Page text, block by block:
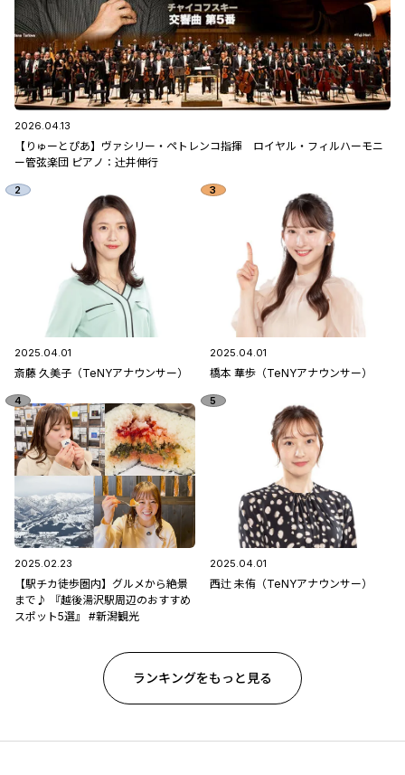
2026.04.13
【りゅーとぴあ】ヴァシリー・ペトレンコ指揮 ロイヤル・フィルハーモニ
ー管弦楽団 ピアノ：辻󠄀井伸行
2025.04.01
斎藤 久美子（TeNYアナウンサー）
2025.04.01
橋本 華歩（TeNYアナウンサー）
2025.02.23
【駅チカ徒歩圏内】グルメから絶景
まで♪ 『越後湯沢駅周辺のおすすめ
スポット5選』 #新潟観光
2025.04.01
西辻 未侑（TeNYアナウンサー）
ランキングをもっと見る